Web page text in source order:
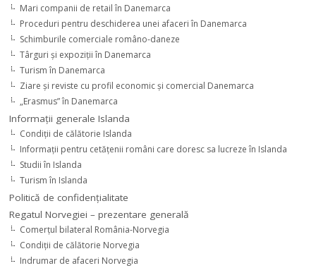
Mari companii de retail în Danemarca
Proceduri pentru deschiderea unei afaceri în Danemarca
Schimburile comerciale româno-daneze
Târguri şi expoziţii în Danemarca
Turism în Danemarca
Ziare şi reviste cu profil economic şi comercial Danemarca
„Erasmus” în Danemarca
Informaţii generale Islanda
Condiţii de călătorie Islanda
Informaţii pentru cetăţenii români care doresc sa lucreze în Islanda
Studii în Islanda
Turism în Islanda
Politică de confidențialitate
Regatul Norvegiei – prezentare generală
Comerţul bilateral România-Norvegia
Condiții de călătorie Norvegia
Indrumar de afaceri Norvegia